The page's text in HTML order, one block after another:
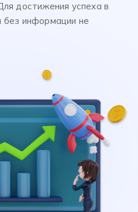
достижения успеха в
без информации не